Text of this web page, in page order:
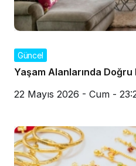
Güncel
Yaşam Alanlarında
22 Mayıs 2026 - Cum -